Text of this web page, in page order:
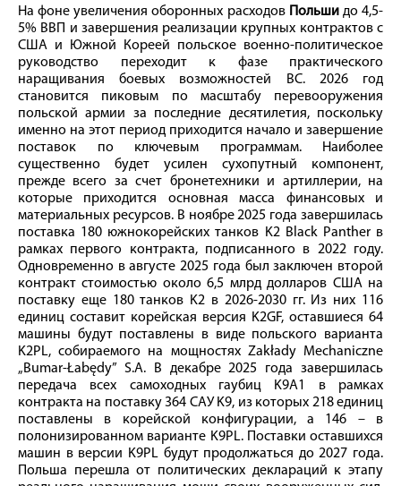
На фоне увеличения оборонных расходов Польшидо 4,5-
5% ВВП и завершения реализации крупных контрактов с
США и Южной Кореей польское военно-политическое
руководство переходит к фазе практического
наращивания боевых возможностей ВС. 2026 год
становится пиковым по масштабу перевооружения
польской армии за последние десятилетия, поскольку
именно на этот период приходится начало и завершение
поставок по ключевым программам. Наиболее
существенно будет усилен сухопутный компонент,
прежде всего за счет бронетехники и артиллерии, на
которые приходится основная масса финансовых и
материальных ресурсов. В ноябре 2025 года завершилась
поставка 180 южнокорейских танков K2 Black Panther в
рамках первого контракта, подписанного в 2022 году.
Одновременно в августе 2025 года был заключен второй
контракт стоимостью около 6,5 млрд долларов США на
поставку еще 180 танков K2 в 2026-2030 гг. Из них 116
единиц составит корейская версия K2GF, оставшиеся 64
машины будут поставлены в виде польского варианта
K2PL, собираемого на мощностях Zakłady Mechaniczne
„Bumar-Łabędy” S.A. В декабре 2025 года завершилась
передача всех самоходных гаубиц K9A1 в рамках
контракта на поставку 364 САУ K9, из которых 218 единиц
поставлены в корейской конфигурации, а 146 – в
полонизированном варианте K9PL. Поставки оставшихся
машин в версии K9PL будут продолжаться до 2027 года.
Польша перешла от политических деклараций к этапу